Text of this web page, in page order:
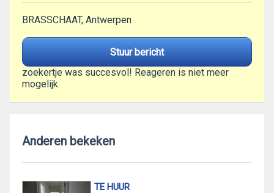
BRASSCHAAT, Antwerpen
Stuur bericht
zoekertje was succesvol! Reageren is niet meer
mogelijk.
Anderen bekeken
TE HUUR